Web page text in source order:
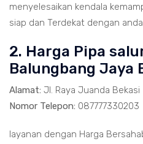
menyelesaikan kendala
siap dan Terdekat dengan
2. Harga Pipa
Balungbang Jaya
Alamat: Jl. Raya Juanda Bekasi
Nomor Telepon: 087777330203
layanan dengan Harga